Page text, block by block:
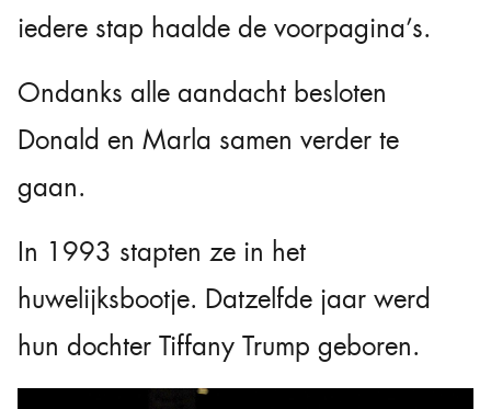
iedere stap haalde de voorpagina’s.
Ondanks alle aandacht besloten
Donald en Marla samen verder te
gaan.
In 1993 stapten ze in het
huwelijksbootje. Datzelfde jaar werd
hun dochter Tiffany Trump geboren.